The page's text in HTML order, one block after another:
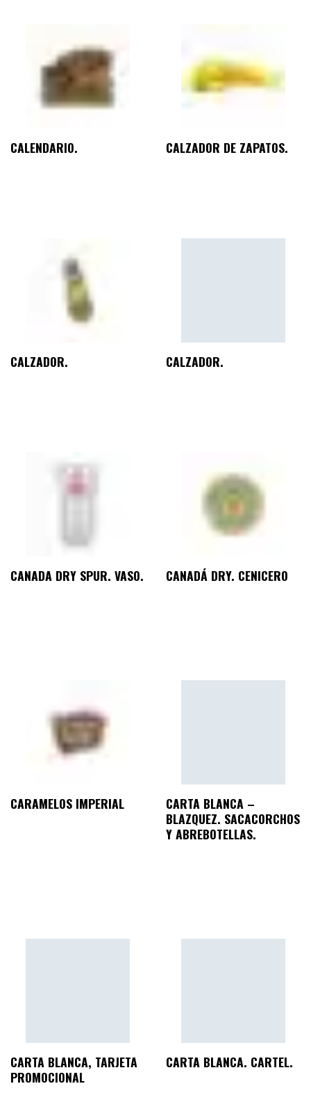
CALENDARIO. CALZADOR DE ZAPATOS.
CALZADOR. CALZADOR.
CANADA DRY SPUR. VASO. CANADÁ DRY. CENICERO
CARAMELOS IMPERIAL
CARTA BLANCA –
BLAZQUEZ. SACACORCHOS
Y ABREBOTELLAS.
CARTA BLANCA, TARJETA
PROMOCIONAL
CARTA BLANCA. CARTEL.